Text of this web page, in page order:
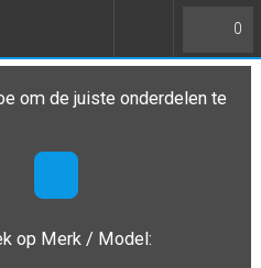
0
om de juiste onderdelen te
op Merk / Model: